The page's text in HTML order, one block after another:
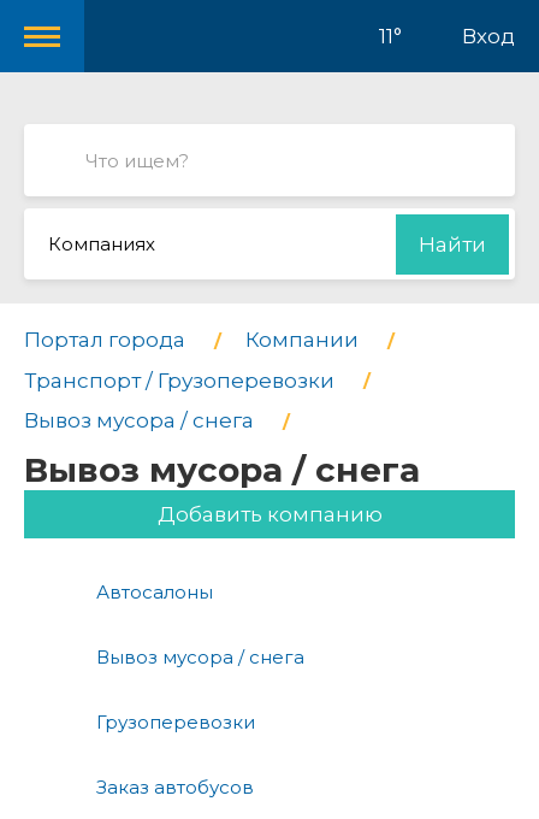
11° Вход
Компаниях Найти
Портал города
Компании
Транспорт / Грузоперевозки
Вывоз мусора / снега
Вывоз мусора / снега
Добавить компанию
Автосалоны
Вывоз мусора / снега
Грузоперевозки
Заказ автобусов